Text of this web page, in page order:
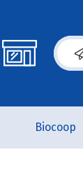
Biocoop